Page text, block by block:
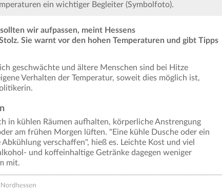
ein wichtiger Begleiter (Symbolfoto).
wir aufpassen, meint Hessens
Sie warnt vor den hohen Temperaturen und gibt Tipps
geschwächte und ältere Menschen sind bei Hitze
Verhalten der Temperatur, soweit dies möglich ist,
in kühlen Räumen aufhalten, körperliche Anstrengung
am frühen Morgen lüften. "Eine kühle Dusche oder ein
verschaffen", hieß es. Leichte Kost und viel
und koffeinhaltige Getränke dagegen weniger
mit.